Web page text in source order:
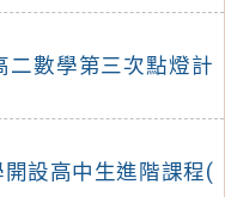
二數學第三次點燈計
設高中生進階課程(